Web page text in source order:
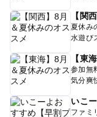
【関
夏休み
水遊び
【東
参加無
気分爽
いこ
ファミ